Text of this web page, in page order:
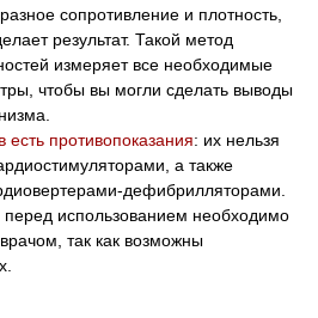
сопротивление и плотность,
результат. Такой метод
измеряет все необходимые
чтобы вы могли сделать выводы
есть противопоказания: их нельзя
а также
дефибрилляторами.
использованием необходимо
так как возможны